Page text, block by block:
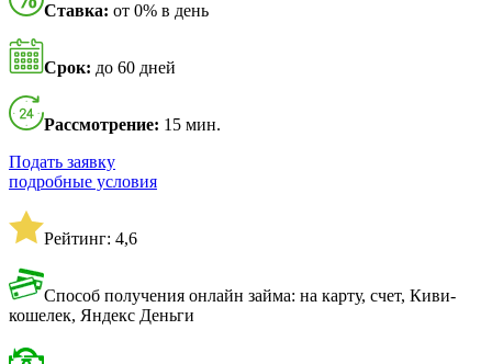
Ставка: от 0% в день
Срок: до 60 дней
Рассмотрение: 15 мин.
Подать заявку
подробные условия
Рейтинг: 4,6
Способ получения онлайн займа: на карту, счет, Киви-
кошелек, Яндекс Деньги